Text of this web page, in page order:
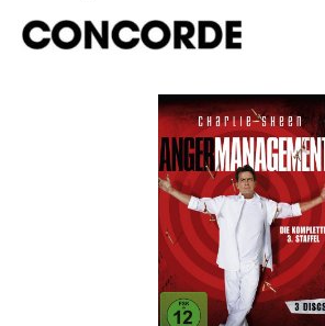
Bildergalerie überspringen